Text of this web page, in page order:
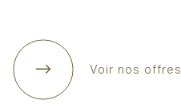
Voir nos offres